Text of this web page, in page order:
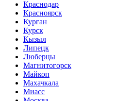
Краснодар
Красноярск
Курган
Курск
Кызыл
Липецк
Люберцы
Магнитогорск
Майкоп
Махачкала
Миасс